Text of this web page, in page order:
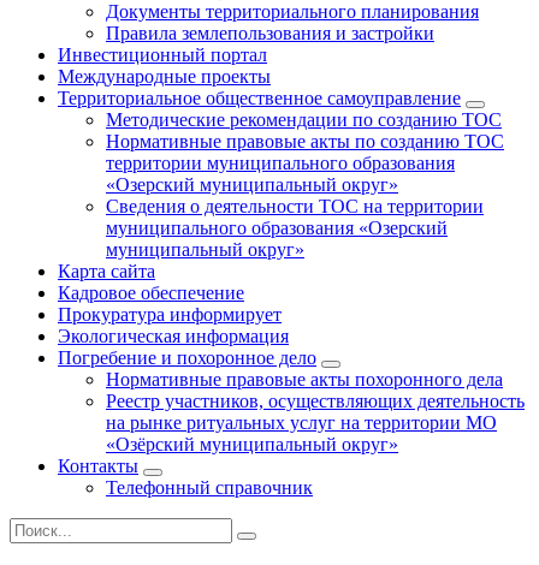
Документы территориального планирования
Правила землепользования и застройки
Инвестиционный портал
Международные проекты
Территориальное общественное самоуправление
Методические рекомендации по созданию ТОС
Нормативные правовые акты по созданию ТОС
территории муниципального образования
«Озерский муниципальный округ»
Сведения о деятельности ТОС на территории
муниципального образования «Озерский
муниципальный округ»
Карта сайта
Кадровое обеспечение
Прокуратура информирует
Экологическая информация
Погребение и похоронное дело
Нормативные правовые акты похоронного дела
Реестр участников, осуществляющих деятельность
на рынке ритуальных услуг на территории МО
«Озёрский муниципальный округ»
Контакты
Телефонный справочник